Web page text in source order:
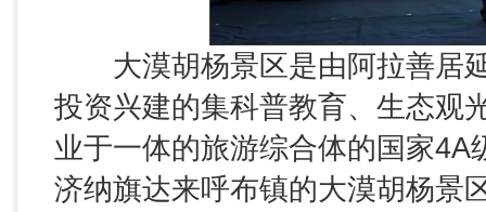
大漠胡杨景区是由阿拉善居
投资兴建的集科普教育、生态观
业于一体的旅游综合体的国家
济纳旗达来呼布镇的大漠胡杨景